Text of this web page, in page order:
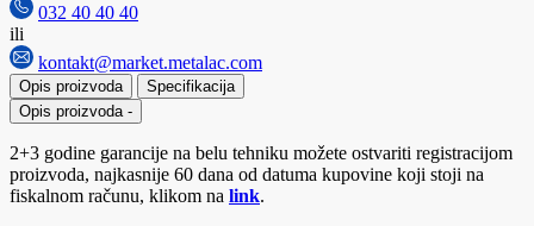
032 40 40 40
ili
kontakt@market.metalac.com
Opis proizvoda
Specifikacija
Opis proizvoda -
2+3 godine garancije na belu tehniku možete ostvariti registracijom
proizvoda, najkasnije 60 dana od datuma kupovine koji stoji na
fiskalnom računu, klikom na link.